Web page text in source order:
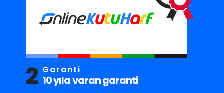
2 Garanti
10 yıla varan garanti